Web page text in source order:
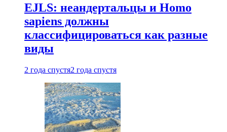
EJLS: неандертальцы и Homo
sapiens должны
классифицироваться как разные
виды
2 года спустя2 года спустя